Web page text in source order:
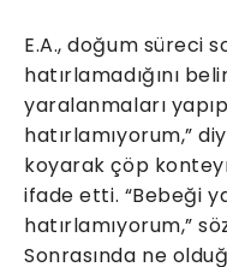
E.A., doğum süreci
hatırlamadığını
yaralanmaları
hatırlamıyorum,”
koyarak çöp
ifade etti. “Bebeği
hatırlamıyorum,”
Sonrasında ne